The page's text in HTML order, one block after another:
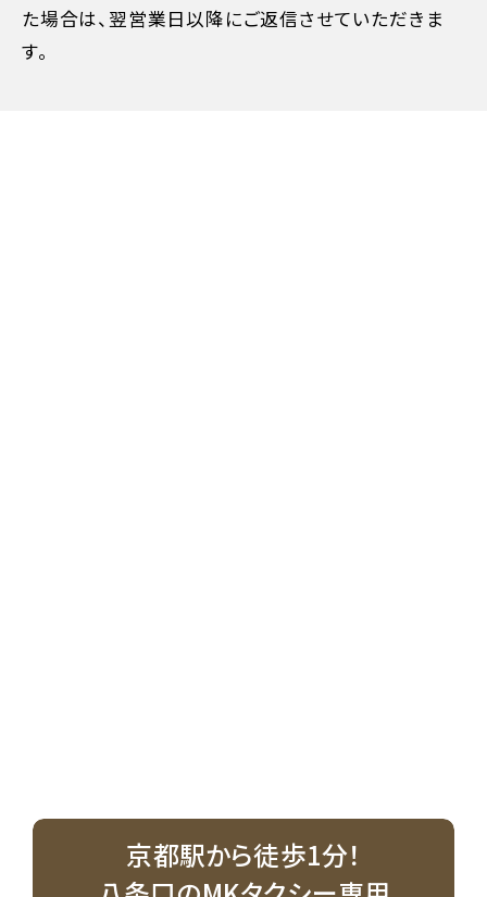
旅行開始日の当日 50%
た場合は、翌営業日以降にご返信させていただきま
す。
京都駅から徒歩1分！